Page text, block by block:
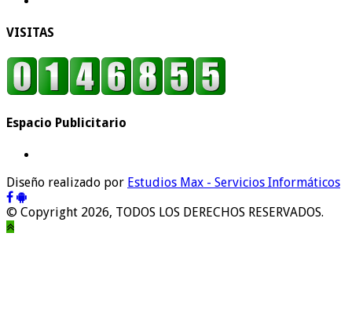
VISITAS
Espacio Publicitario
Diseño realizado por Estudios Max - Servicios Informáticos
© Copyright 2026, TODOS LOS DERECHOS RESERVADOS.